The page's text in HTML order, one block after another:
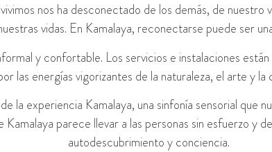
nos ha desconectado de los demás, de
vidas. En Kamalaya, reconectarse puede ser
y confortable. Los servicios e instalaciones
las energías vigorizantes de la naturaleza, el arte y la
la experiencia Kamalaya, una sinfonía sensorial que
parece llevar a las personas sin esfuerzo y
autodescubrimiento y conciencia.